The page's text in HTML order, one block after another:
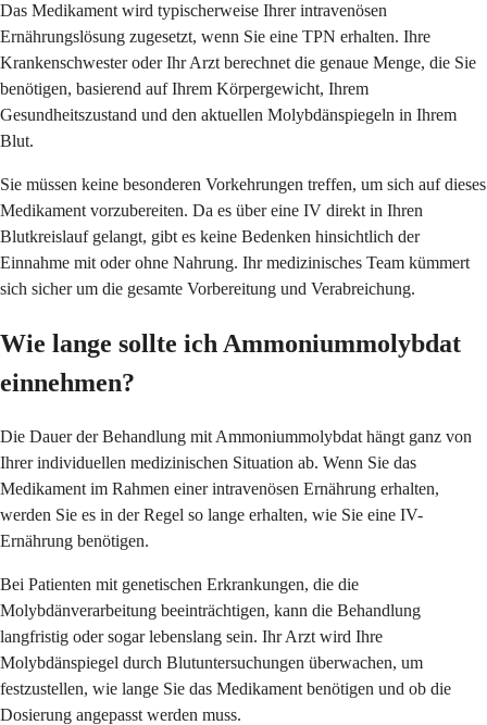
Das Medikament wird typischerweise Ihrer intravenösen
Ernährungslösung zugesetzt, wenn Sie eine TPN erhalten. Ihre
Krankenschwester oder Ihr Arzt berechnet die genaue Menge, die Sie
benötigen, basierend auf Ihrem Körpergewicht, Ihrem
Gesundheitszustand und den aktuellen Molybdänspiegeln in Ihrem
Blut.
Sie müssen keine besonderen Vorkehrungen treffen, um sich auf dieses
Medikament vorzubereiten. Da es über eine IV direkt in Ihren
Blutkreislauf gelangt, gibt es keine Bedenken hinsichtlich der
Einnahme mit oder ohne Nahrung. Ihr medizinisches Team kümmert
sich sicher um die gesamte Vorbereitung und Verabreichung.
Wie lange sollte ich Ammoniummolybdat
einnehmen?
Die Dauer der Behandlung mit Ammoniummolybdat hängt ganz von
Ihrer individuellen medizinischen Situation ab. Wenn Sie das
Medikament im Rahmen einer intravenösen Ernährung erhalten,
werden Sie es in der Regel so lange erhalten, wie Sie eine IV-
Ernährung benötigen.
Bei Patienten mit genetischen Erkrankungen, die die
Molybdänverarbeitung beeinträchtigen, kann die Behandlung
langfristig oder sogar lebenslang sein. Ihr Arzt wird Ihre
Molybdänspiegel durch Blutuntersuchungen überwachen, um
festzustellen, wie lange Sie das Medikament benötigen und ob die
Dosierung angepasst werden muss.